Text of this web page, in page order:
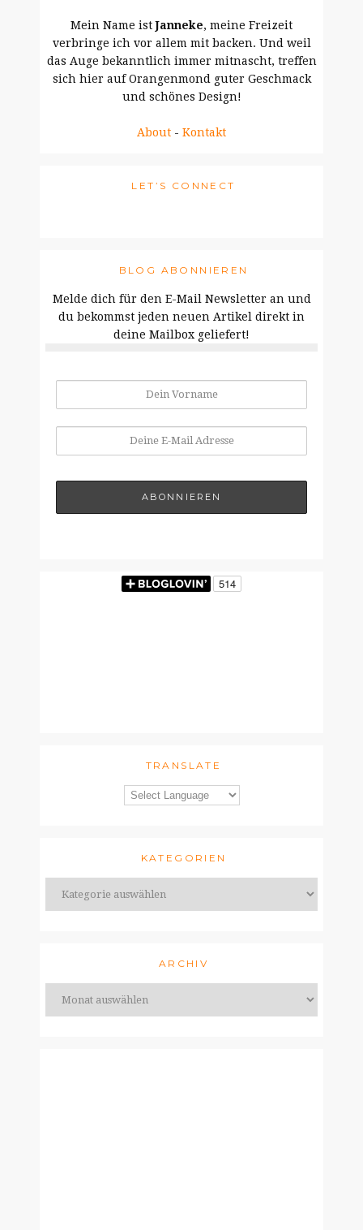
Mein Name istJanneke, meine Freizeit
verbringe ich vor allem mit backen. Und weil
das Auge bekanntlich immer mitnascht, treffen
sich hier auf Orangenmond guter Geschmack
und schönes Design!
About - Kontakt
LET’S CONNECT
BLOG ABONNIEREN
Melde dich für den E-Mail Newsletter an und
du bekommst jeden neuen Artikel direkt in
deine Mailbox geliefert!
TRANSLATE
KATEGORIEN
ARCHIV